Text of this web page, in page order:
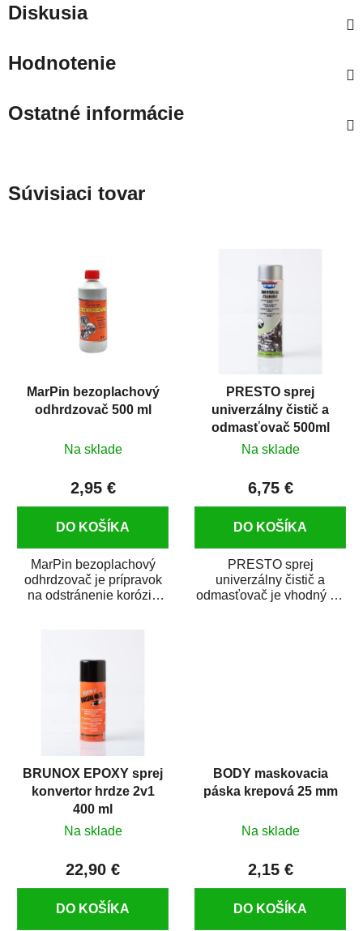
Diskusia
Hodnotenie
Ostatné informácie
Súvisiaci tovar
MarPin bezoplachový
odhrdzovač 500 ml
Na sklade
2,95 €
DO KOŠÍKA
MarPin bezoplachový
odhrdzovač je prípravok
na odstránenie korózie
PRESTO sprej
univerzálny čistič a
odmasťovač 500ml
Na sklade
6,75 €
DO KOŠÍKA
PRESTO sprej
univerzálny čistič a
odmasťovač je vhodný na
BRUNOX EPOXY sprej
konvertor hrdze 2v1
400 ml
Na sklade
22,90 €
DO KOŠÍKA
BODY maskovacia
páska krepová 25 mm
Na sklade
2,15 €
DO KOŠÍKA